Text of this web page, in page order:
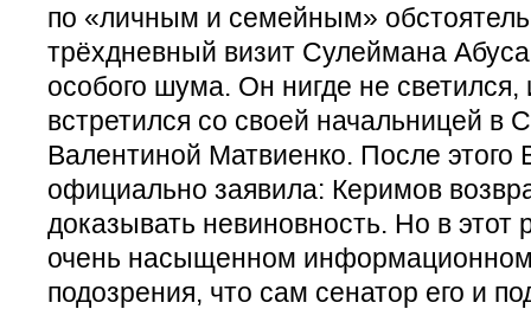
по «личным и семейным»
трёхдневный визит Сулеймана
особого шума. Он нигде не светился,
встретился со своей начальницей в
Валентиной Матвиенко. После этого
официально заявила: Керимов
доказывать невиновность. Но в этот
очень насыщенном
подозрения, что сам сенатор его и